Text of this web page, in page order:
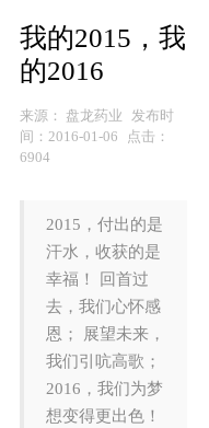
我的2015，我
的2016
来源： 盘龙药业 发布时
间： 2016-01-06
点击：
6904
2015，付出的是
汗水，收获的是
幸福！ 回首过
去，我们心怀感
恩； 展望未来，
我们引吭高歌；
2016，我们为梦
想变得更出色！